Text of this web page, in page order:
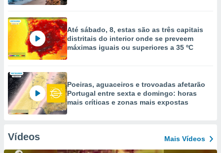
Até sábado, 8, estas são as três capitais
distritais do interior onde se preveem
máximas iguais ou superiores a 35 ºC
Poeiras, aguaceiros e trovoadas afetarão
Portugal entre sexta e domingo: horas
mais críticas e zonas mais expostas
Vídeos Mais Vídeos